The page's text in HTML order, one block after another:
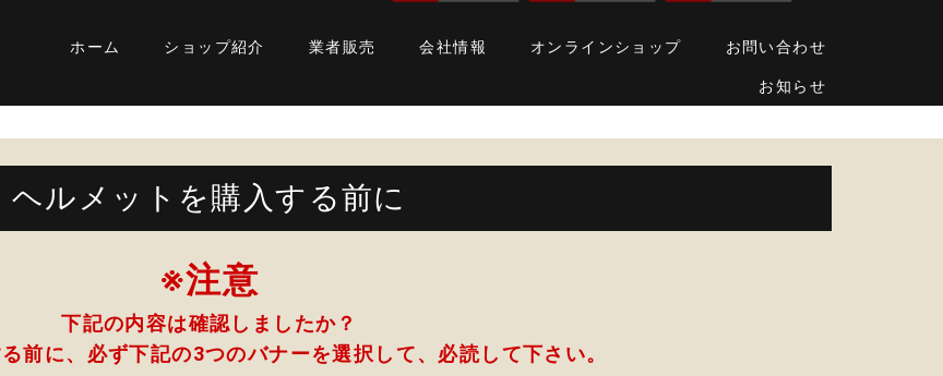
ホーム ショップ紹介 業者販売 会社情報 オンラインショップ お問い合わせ
お知らせ
ヘルメットを購入する前に
※注意
下記の内容は確認しましたか？
前に、必ず下記の3つのバナーを選択して、 必読して下さい。